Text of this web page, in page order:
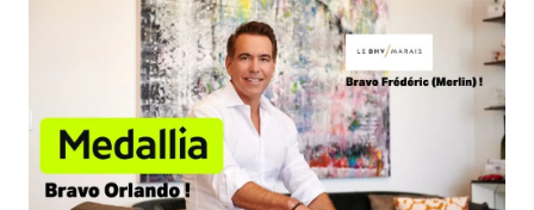
Email Facebook LinkedIn
Bluesky Whatsapp